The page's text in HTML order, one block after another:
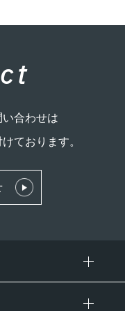
合わせは
ております。